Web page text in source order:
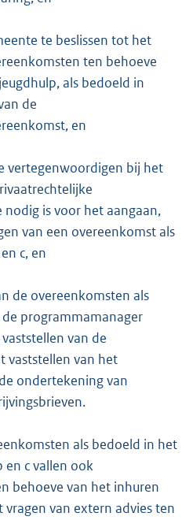
te beslissen tot het
ten behoeve
als bedoeld in
de
en
vertegenwoordigen bij het
is voor het aangaan,
van een overeenkomst als
c, en
de overeenkomsten als
programmamanager
van de
vaststellen van het
ondertekening van
als bedoeld in het
en c vallen ook
behoeve van het inhuren
van extern advies ten